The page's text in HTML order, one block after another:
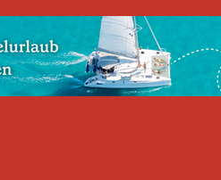
on Twitter Subscribe to RSS